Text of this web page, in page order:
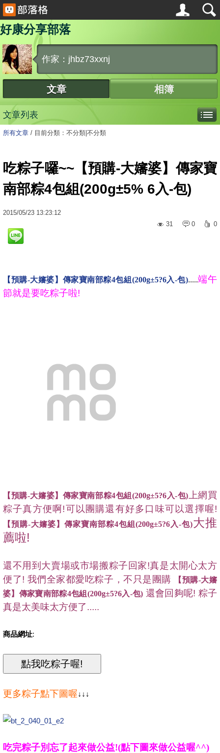
好康分享部落
作家：jhbz73xxnj
文章 相簿
文章列表
所有文章 / 目前分類：不分類|不分類
吃粽子囉~~【預購-大嬸婆】傳家寶
南部粽4包組(200g±5% 6入-包)
2015/05/23 13:23:12
31
0 0
【預購-大嬸婆】傳家寶南部粽4包組(200g±5?6入-包).....端午
節就是要吃粽子啦!
【預購-大嬸婆】傳家寶南部粽4包組(200g±5?6入-包)
上網買
粽子真方便啊!可以團購還有好多口味可以選擇喔!
【預購-大嬸婆】傳家寶南部粽4包組(200g±5?6入-包)大推
薦啦!
還不用到大賣場或市場搬粽子回家!真是太開心太方
便了! 我們全家都愛吃粽子，不只是團購
【預購-大嬸
婆】傳家寶南部粽4包組(200g±5?6入-包) 還會回夠呢! 粽子
真是太美味太方便了.....
商品網址:
更多粽子點下圖喔↓↓↓
吃完粽子別忘了起來做公益!(點下圖來做公益喔^^)